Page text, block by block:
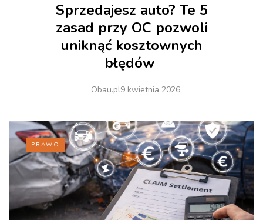
Sprzedajesz auto? Te 5
zasad przy OC pozwoli
uniknąć kosztownych
błędów
Obau.pl9 kwietnia 2026
PRAWO